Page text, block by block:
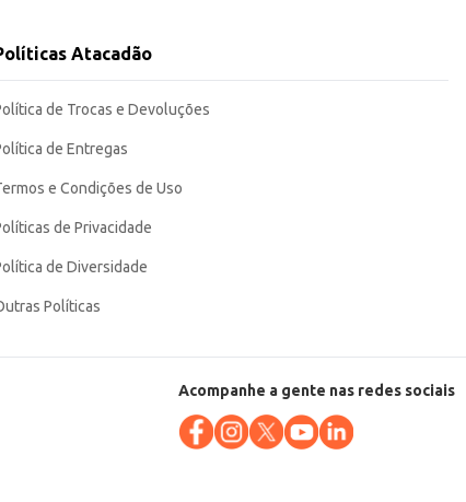
da temperatura por um tempo considerável, contribuindo para a
Atacadão
de Trocas e Devoluções
de Entregas
e Condições de Uso
de Privacidade
de Diversidade
Políticas
Acompanhe a gente nas redes sociais